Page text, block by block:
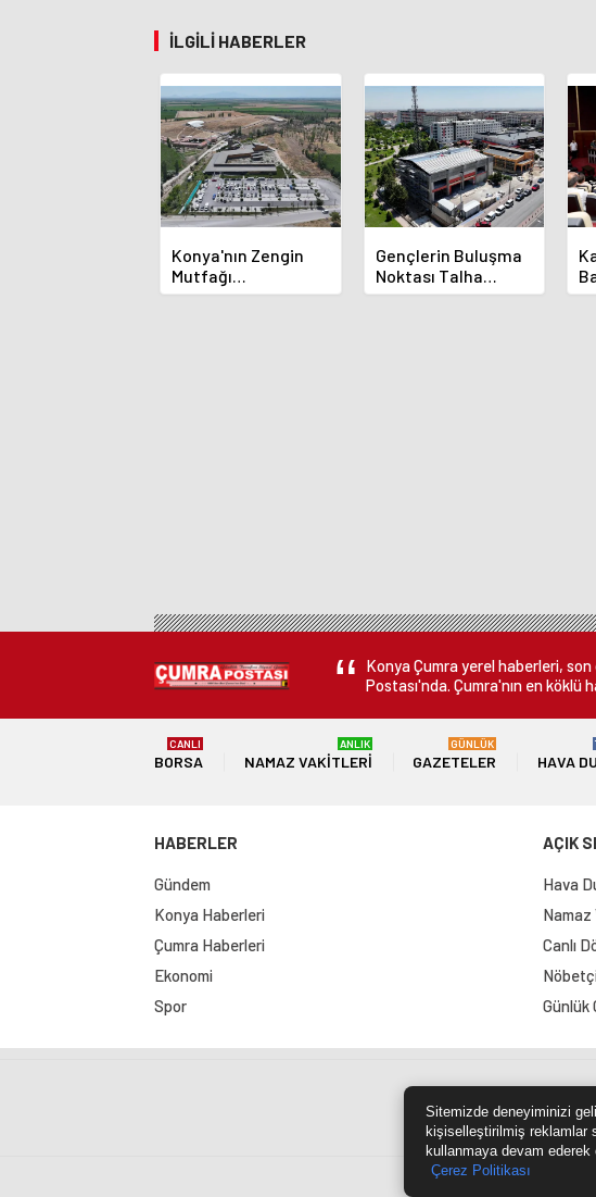
İLGILI HABERLER
Konya'nın Zengin
Mutfağı
GastroFest'te
Gençlerin Buluşma
Noktası Talha
Bayrakçı Akademi
Konya Çumra yerel haberleri,
Postası'nda. Çumra'nın en
BORSA
CANLI
NAMAZ VAKITLERI
ANLIK
GAZETELER
GÜNLÜK
HAVA
HABERLER
Gündem
Konya Haberleri
Çumra Haberleri
Ekonomi
Spor
AÇIK
Hava
Canlı
Günlük
Site Haritası RSS
Sitemizde deneyiminizi
kişiselleştirilmiş reklamlar
kullanmaya devam
Çerez Politikası